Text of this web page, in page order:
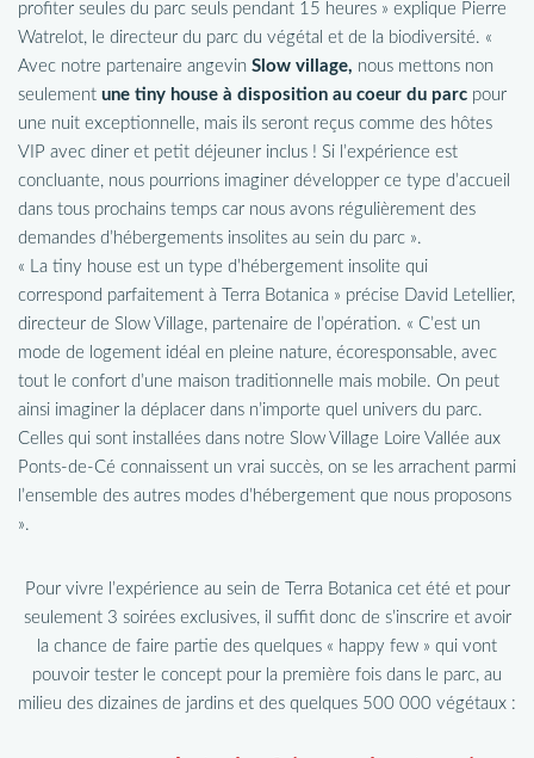
profiter seules du parc seuls pendant 15 heures » explique Pierre
Watrelot, le directeur du parc du végétal et de la biodiversité. «
Avec notre partenaire angevin Slow village, nous mettons non
seulement une tiny house à disposition au coeur du parc pour
une nuit exceptionnelle, mais ils seront reçus comme des hôtes
VIP avec diner et petit déjeuner inclus ! Si l’expérience est
concluante, nous pourrions imaginer développer ce type d’accueil
dans tous prochains temps car nous avons régulièrement des
demandes d’hébergements insolites au sein du parc ».
« La tiny house est un type d’hébergement insolite qui
correspond parfaitement à Terra Botanica » précise David Letellier,
directeur de Slow Village, partenaire de l’opération. « C’est un
mode de logement idéal en pleine nature, écoresponsable, avec
tout le confort d’une maison traditionnelle mais mobile. On peut
ainsi imaginer la déplacer dans n’importe quel univers du parc.
Celles qui sont installées dans notre Slow Village Loire Vallée aux
Ponts-de-Cé connaissent un vrai succès, on se les arrachent parmi
l’ensemble des autres modes d’hébergement que nous proposons
».
Pour vivre l’expérience au sein de Terra Botanica cet été et pour
seulement 3 soirées exclusives, il suffit donc de s’inscrire et avoir
la chance de faire partie des quelques « happy few » qui vont
pouvoir tester le concept pour la première fois dans le parc, au
milieu des dizaines de jardins et des quelques 500 000 végétaux :